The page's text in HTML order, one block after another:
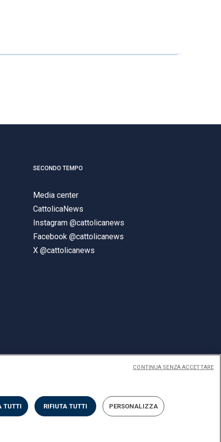
SECONDO TEMPO
Media center
CattolicaNews
Instagram @cattolicanews
Facebook @cattolicanews
X @cattolicanews
Privacy AccessibilitàCookies Impostazione Cookies
TUTTI RIFIUTA TUTTI PERSONALIZZA
CONTINUA SENZA ACCETTARE